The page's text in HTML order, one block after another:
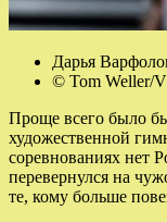
Дарья
© Tom Weller/
Проще всего было
художественной
соревнованиях нет
перевернулся на
те, кому больше